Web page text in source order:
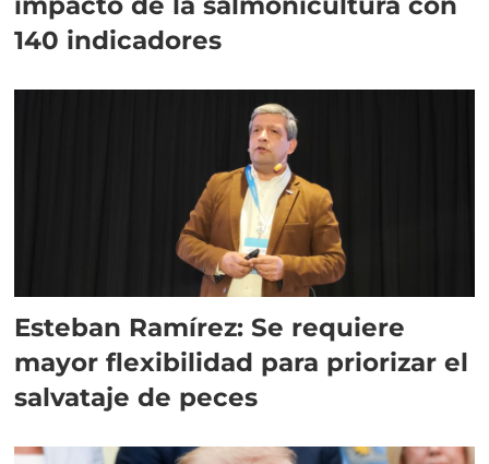
140 indicadores
Esteban Ramírez: Se requiere
mayor flexibilidad para priorizar el
salvataje de peces